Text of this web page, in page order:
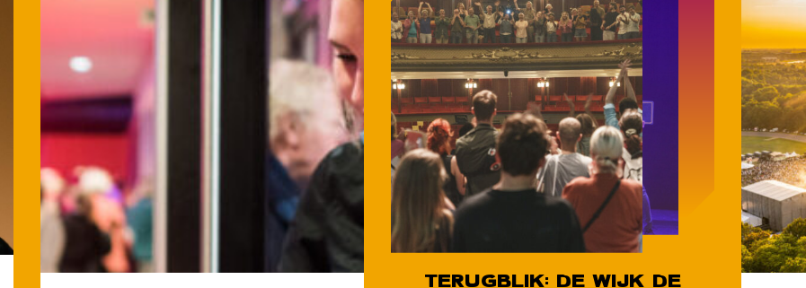
TERUGBLIK: DE WIJK DE